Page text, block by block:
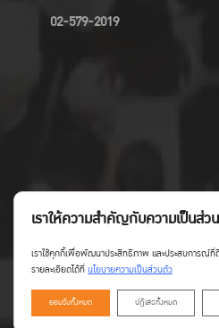
02-579-2019
Copyright©Faculty of
เราให้ความสำคัญกับความเป็นส่
เราใช้คุกกี้เพื่อพัฒนาประสิทธิภาพ และประสบการณ์
รายละเอียดได้ที่นโยบายความเป็นส่วนตัว
ยอมรับทั้งหมด ปฏิเสธทั้งหมด